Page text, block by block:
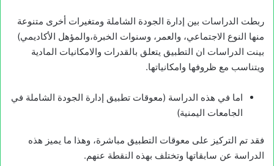
ربطت الدراسات بين إدارة الجودة الشاملة ومتغيرات أخرى متنوعة
منها النوع الاجتماعي، والعمر، وسنوات الخبرة،والمؤهل الأكاديمي)
بينت الدراسات ان التطبيق يتعلق بالقدرات والامكانيات المادية
ويتناسب مع ظروفها وامكانياتها.
اما في هذه الدراسة (معوقات تطبيق إدارة الجودة الشاملة في
الجامعات اليمنية)
فقد تم التركيز على معوقات التطبيق مباشرة، وهذا ما يميز هذه
الدراسة عن سابقاتها وتختلف بهذه النقطة عنهم.